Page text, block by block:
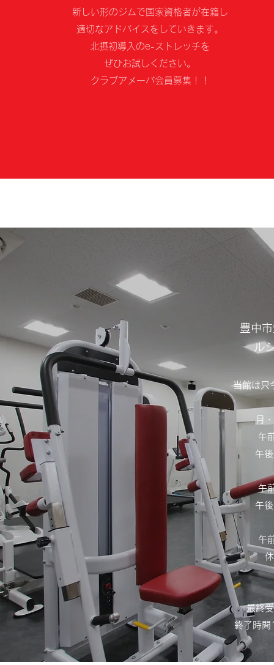
新しい形のジムで国家資格者が在籍し
適切なアドバイスをしていきます。
北摂初導入のe-ストレッチを
ぜひお試しください。
​クラブアメーバ会員募集！！
豊中
ル
当館は​只
月
午
午
午
午
午
最終
終了時間